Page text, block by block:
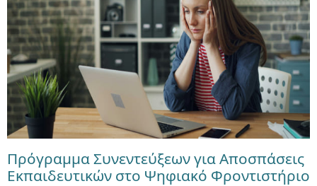
Πρόγραμμα Συνεντεύξεων για Αποσπάσεις
Εκπαιδευτικών στο Ψηφιακό Φροντιστήριο